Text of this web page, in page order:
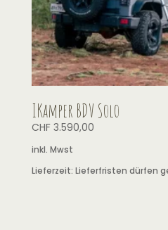
IKamper BDV Solo
CHF3.590,00
inkl. Mwst
Lieferzeit: Lieferfristen dürfen